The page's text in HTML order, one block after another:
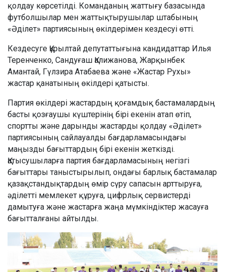
қолдау көрсетілді. Команданың жаттығу базасында
футболшылар мен жаттықтырушылар штабының
«Әділет» партиясының өкілдерімен кездесуі өтті.
Кездесуге Құрылтай депутаттығына кандидаттар Илья
Теренченко, Сандуғаш Қалижанова, Жарқынбек
Амантай, Гүлзира Атабаева және «Жастар Рухы»
жастар қанатының өкілдері қатысты.
Партия өкілдері жастардың қоғамдық бастамалардың
басты қозғаушы күштерінің бірі екенін атап өтіп,
спортты және дарынды жастарды қолдау «Әділет»
партиясының сайлауалды бағдарламасындағы
маңызды бағыттардың бірі екенін жеткізді.
Қатысушыларға партия бағдарламасының негізгі
бағыттары таныстырылып, ондағы барлық бастамалар
қазақстандықтардың өмір сүру сапасын арттыруға,
әділетті мемлекет құруға, цифрлық сервистерді
дамытуға және жастарға жаңа мүмкіндіктер жасауға
бағытталғаны айтылды.